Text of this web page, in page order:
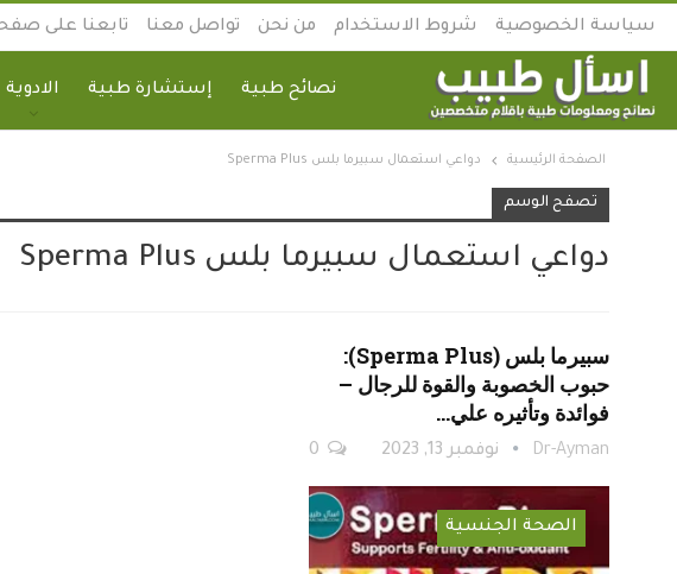
سياسة الخصوصية شروط الاستخدام من نحن تواصل معنا تابعنا على
نصائح طبية إستشارة طبية الادوية
الصفحة الرئيسية دواعي استعمال سبيرما بلس Sperma Plus
تصفح الوسم
دواعي استعمال سبيرما بلس Sperma Plus
سبيرما بلس (Sperma Plus):
حبوب الخصوبة والقوة للرجال –
فوائدة وتأثيره علي…
Dr-Ayman نوفمبر 13, 2023
الصحة الجنسية